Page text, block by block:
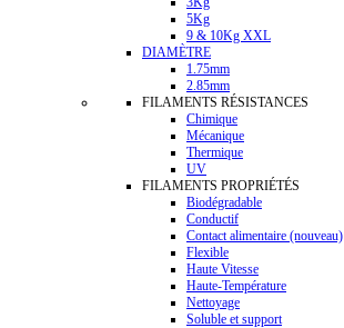
5Kg
9 & 10Kg XXL
DIAMÈTRE
1.75mm
2.85mm
FILAMENTS RÉSISTANCES
Chimique
Mécanique
Thermique
UV
FILAMENTS PROPRIÉTÉS
Biodégradable
Conductif
Contact alimentaire (nouveau)
Flexible
Haute Vitesse
Haute-Température
Nettoyage
Soluble et support